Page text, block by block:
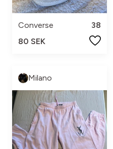
Converse
38
80 SEK
Milano